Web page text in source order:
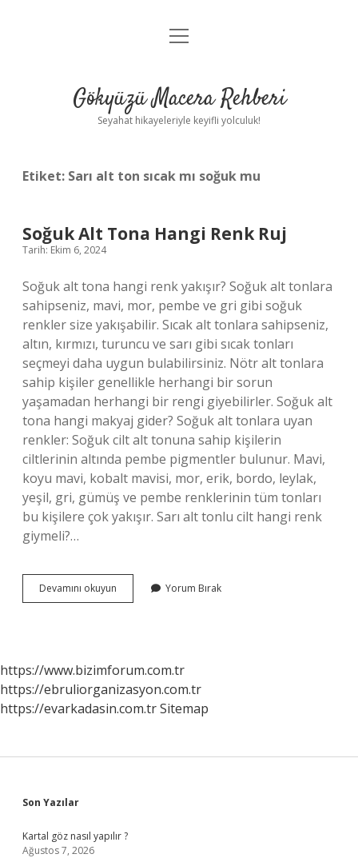
Anasayfa
Yasal Uyarı
menüyü
Gökyüzü Macera Rehberi
Seyahat hikayeleriyle keyifli yolculuk!
Etiket: Sarı alt ton sıcak mı soğuk mu
Soğuk Alt Tona Hangi Renk Ruj
Tarih: Ekim 6, 2024
Soğuk alt tona hangi renk yakışır? Soğuk alt tonlara
sahipseniz, mavi, mor, pembe ve gri gibi soğuk
renkler size yakışabilir. Sıcak alt tonlara sahipseniz,
altın, kırmızı, turuncu ve sarı gibi sıcak tonları
seçmeyi daha uygun bulabilirsiniz. Nötr alt tonlara
sahip kişiler genellikle herhangi bir sorun
yaşamadan herhangi bir rengi giyebilirler. Soğuk alt
tona hangi makyaj gider? Soğuk alt tonlara uyan
renkler: Soğuk cilt alt tonuna sahip kişilerin
ciltlerinin altında pembe pigmentler bulunur. Mavi,
koyu mavi, kobalt mavisi, mor, erik, bordo, leylak,
yeşil, gri, gümüş ve pembe renklerinin tüm tonları
bu kişilere çok yakışır. Sarı alt tonlu cilt hangi renk
giymeli?…
Devamını okuyun
Alt
Yorum Bırak
https://www.bizimforum.com.tr
https://ebruliorganizasyon.com.tr
https://evarkadasin.com.trSitemap
Sidebar
Son Yazılar
Kartal göz nasıl yapılır ?
Ağustos 7, 2026